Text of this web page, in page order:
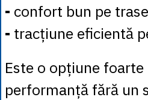
- confort bun pe
- tracțiune eficientă
Este o opțiune
performanță fără un